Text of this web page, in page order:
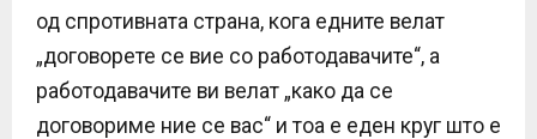
од спротивната страна, кога едните велат
„договорете се вие со работодавачите“, а
работодавачите ви велат „како да се
договориме ние се вас“ и тоа е еден круг што е